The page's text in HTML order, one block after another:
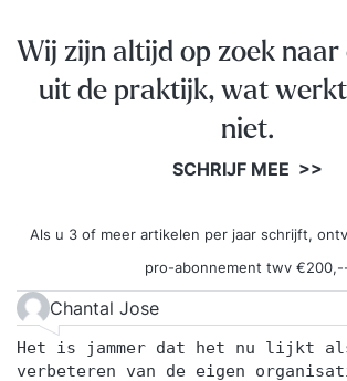
Wij zijn altijd op zoek
uit de praktijk, wat
niet.
SCHRIJF MEE >>
Als u 3 of meer artikelen per jaar schrijft,
pro-abonnement twv
Chantal Jose
Het is jammer dat het nu lijkt
verbeteren van de eigen